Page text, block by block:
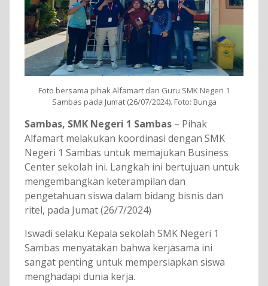
Foto bersama pihak Alfamart dan Guru SMK Negeri 1
Sambas pada Jumat (26/07/2024). Foto: Bunga
Sambas, SMK Negeri 1 Sambas – Pihak
Alfamart melakukan koordinasi dengan SMK
Negeri 1 Sambas untuk memajukan Business
Center sekolah ini. Langkah ini bertujuan untuk
mengembangkan keterampilan dan
pengetahuan siswa dalam bidang bisnis dan
ritel, pada Jumat (26/7/2024)
Iswadi selaku Kepala sekolah SMK Negeri 1
Sambas menyatakan bahwa kerjasama ini
sangat penting untuk mempersiapkan siswa
menghadapi dunia kerja.